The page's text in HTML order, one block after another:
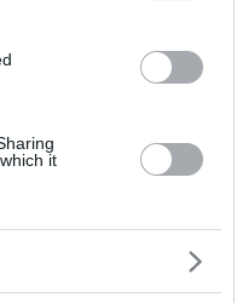
it